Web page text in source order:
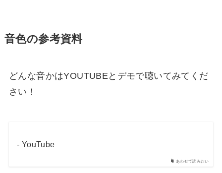
音色の参考資料
どんな音かはYOUTUBEとデモで聴いてみてくだ
さい！
あわせて読みたい
- YouTube